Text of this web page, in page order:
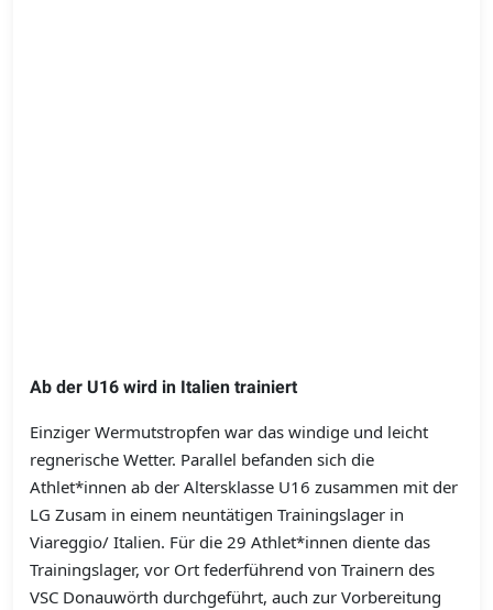
Ab der U16 wird in Italien trainiert
Einziger Wermutstropfen war das windige und leicht
regnerische Wetter. Parallel befanden sich die
Athlet*innen ab der Altersklasse U16 zusammen mit der
LG Zusam in einem neuntätigen Trainingslager in
Viareggio/ Italien. Für die 29 Athlet*innen diente das
Trainingslager, vor Ort federführend von Trainern des
VSC Donauwörth durchgeführt, auch zur Vorbereitung